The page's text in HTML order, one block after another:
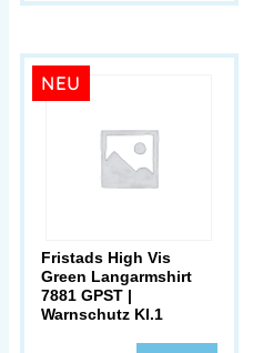
NEU
Fristads High Vis
Green Langarmshirt
7881 GPST |
Warnschutz Kl.1